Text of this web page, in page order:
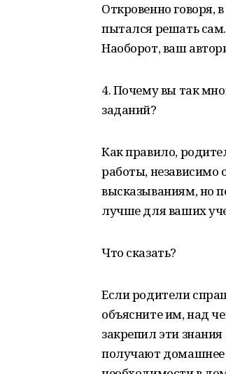
Откровенно говоря,
пытался решать
Наоборот, ваш
4. Почему вы так
заданий?
Как правило,
работы, независимо
высказываниям, но
лучше для ваших
Что сказать?
Если родители
объясните им, над
закрепил эти
получают домашнее